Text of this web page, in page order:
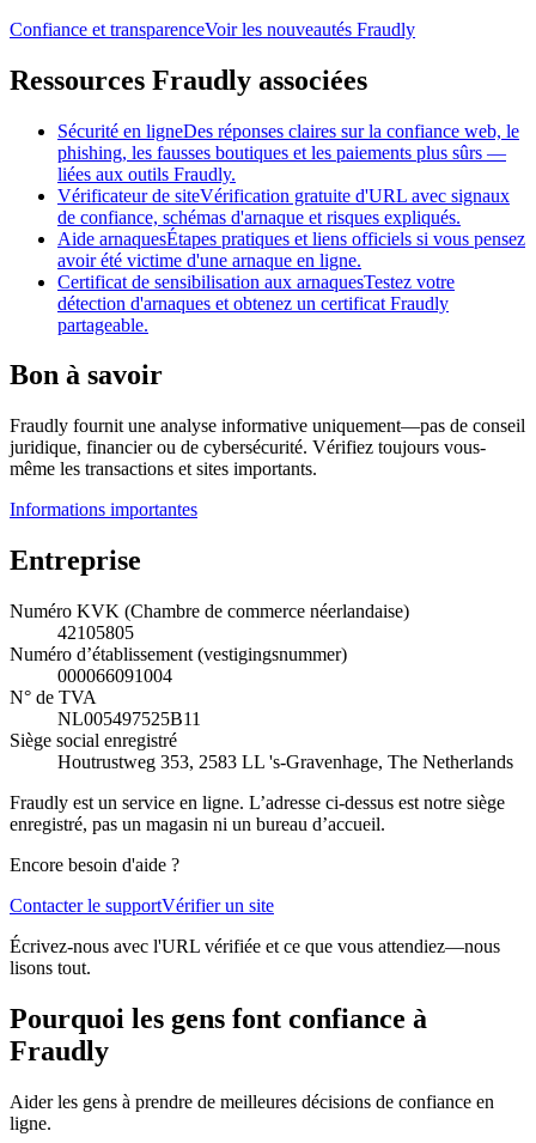
Confiance et transparenceVoir les nouveautés Fraudly
Ressources Fraudly associées
Sécurité en ligneDes réponses claires sur la confiance web, le
phishing, les fausses boutiques et les paiements plus sûrs —
liées aux outils Fraudly.
Vérificateur de siteVérification gratuite d'URL avec signaux
de confiance, schémas d'arnaque et risques expliqués.
Aide arnaquesÉtapes pratiques et liens officiels si vous pensez
avoir été victime d'une arnaque en ligne.
Certificat de sensibilisation aux arnaquesTestez votre
détection d'arnaques et obtenez un certificat Fraudly
partageable.
Bon à savoir
Fraudly fournit une analyse informative uniquement—pas de conseil
juridique, financier ou de cybersécurité. Vérifiez toujours vous-
même les transactions et sites importants.
Informations importantes
Entreprise
Numéro KVK (Chambre de commerce néerlandaise)
42105805
Numéro d’établissement (vestigingsnummer)
000066091004
N° de TVA
NL005497525B11
Siège social enregistré
Houtrustweg 353, 2583 LL 's-Gravenhage, The Netherlands
Fraudly est un service en ligne. L’adresse ci-dessus est notre siège
enregistré, pas un magasin ni un bureau d’accueil.
Encore besoin d'aide ?
Contacter le supportVérifier un site
Écrivez-nous avec l'URL vérifiée et ce que vous attendiez—nous
lisons tout.
Pourquoi les gens font confiance à
Fraudly
Aider les gens à prendre de meilleures décisions de confiance en
ligne.